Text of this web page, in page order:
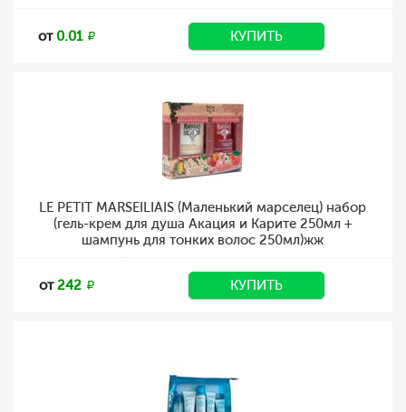
от 0.01 КУПИТЬ
LE PETIT MARSEILIAIS (Маленький марселец) набор
(гель-крем для душа Акация и Карите 250мл +
шампунь для тонких волос 250мл)жж
от242 КУПИТЬ